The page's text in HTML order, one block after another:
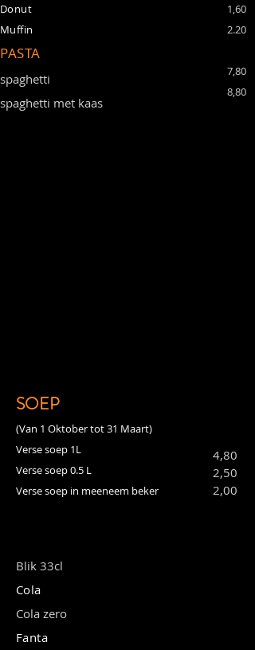
Donut
Muffin
PASTA
spaghetti
spaghetti met kaas
1,60
2.20
7,80
8,80
SOEP
(Van 1 Oktober tot 31 Maart)
Verse soep 1L
Verse soep 0.5 L
Verse soep in meeneem beker
4,80
2,50
2,00
Blik 33cl
Cola
Cola zero
Fanta